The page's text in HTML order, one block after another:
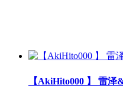
【AkiHito000 】 雷